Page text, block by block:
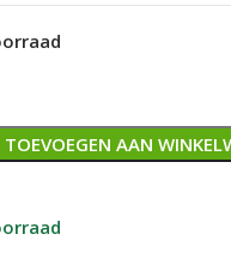
TOEVOEGEN AAN